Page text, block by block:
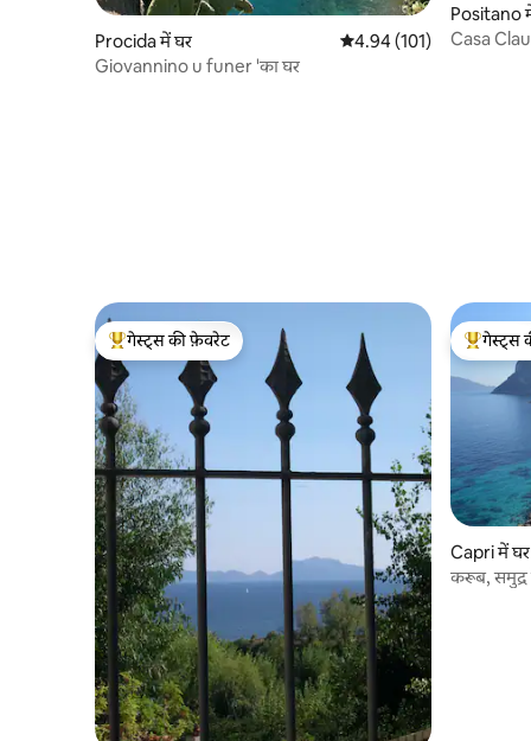
Procida में घर औसत रेटिंग 5 में से 4.94, 101
4.94 (101)
Giovannino u funer 'का घर
Positano
Casa
गेस्ट्स का टॉप फ़ेवरेट
गेस्ट्स की फ़ेवरेट
गेस्ट्स का
गेस्ट्स
Capri में घर
करूब,